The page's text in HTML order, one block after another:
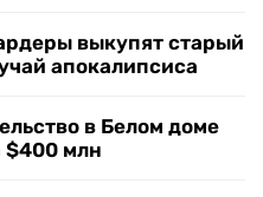
выкупят старый
апокалипсиса
в Белом доме
$400 млн